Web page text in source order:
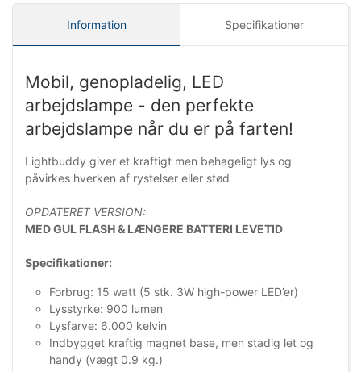
Information Specifikationer
Mobil, genopladelig, LED
arbejdslampe - den perfekte
arbejdslampe når du er på farten!
Lightbuddy giver et kraftigt men behageligt lys og
påvirkes hverken af rystelser eller stød
OPDATERET VERSION:
MED GUL FLASH & LÆNGERE BATTERI LEVETID
Specifikationer:
Forbrug: 15 watt (5 stk. 3W high-power LED’er)
Lysstyrke: 900 lumen
Lysfarve: 6.000 kelvin
Indbygget kraftig magnet base, men stadig let og
handy (vægt 0.9 kg.)